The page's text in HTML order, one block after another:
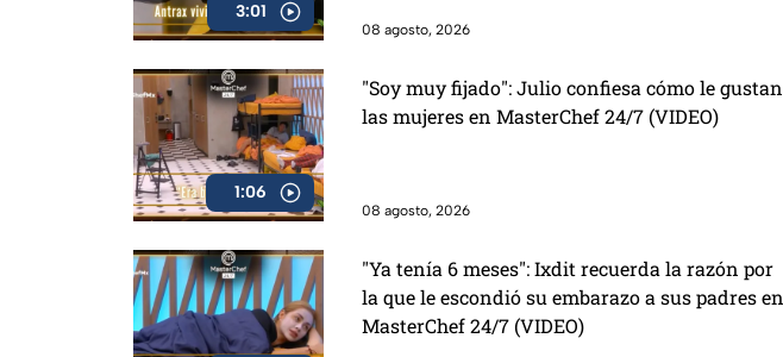
3:01
08 agosto, 2026
1:06
"Soy muy fijado": Julio confiesa cómo le gustan
las mujeres en MasterChef 24/7 (VIDEO)
08 agosto, 2026
"Ya tenía 6 meses": Ixdit recuerda la razón por
la que le escondió su embarazo a sus padres en
MasterChef 24/7 (VIDEO)